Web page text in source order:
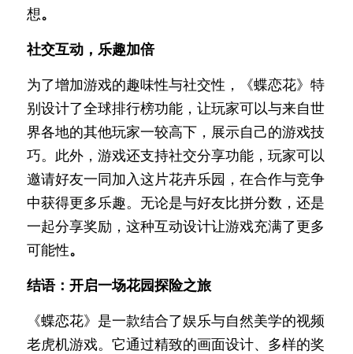
想。
社交互动，乐趣加倍
为了增加游戏的趣味性与社交性，《蝶恋花》特
别设计了全球排行榜功能，让玩家可以与来自世
界各地的其他玩家一较高下，展示自己的游戏技
巧。此外，游戏还支持社交分享功能，玩家可以
邀请好友一同加入这片花卉乐园，在合作与竞争
中获得更多乐趣。无论是与好友比拼分数，还是
一起分享奖励，这种互动设计让游戏充满了更多
可能性。
结语：开启一场花园探险之旅
《蝶恋花》是一款结合了娱乐与自然美学的视频
老虎机游戏。它通过精致的画面设计、多样的奖